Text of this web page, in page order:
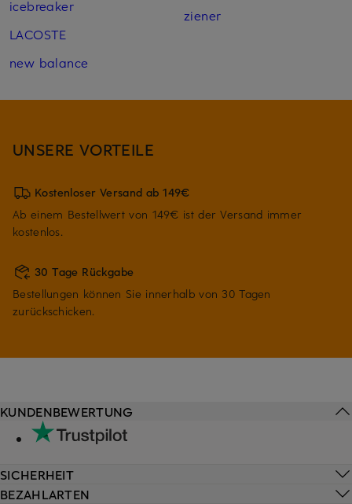
icebreaker
LACOSTE
new balance
ziener
UNSERE VORTEILE
Kostenloser Versand ab 149€
Ab einem Bestellwert von 149€ ist der Versand immer
kostenlos.
30 Tage Rückgabe
Bestellungen können Sie innerhalb von 30 Tagen
zurückschicken.
KUNDENBEWERTUNG
SICHERHEIT
BEZAHLARTEN